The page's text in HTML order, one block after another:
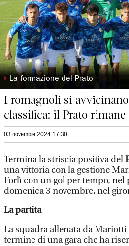
◗ La formazione del Prato
I romagnoli si
classifica: il Prato
03 novembre 2024 17:30
Termina la striscia positiva del
una vittoria con la gestione
Forlì con un gol per tempo, nel
domenica 3 novembre, nel
La partita
La squadra allenata da Mariotti
termine di una gara che ha